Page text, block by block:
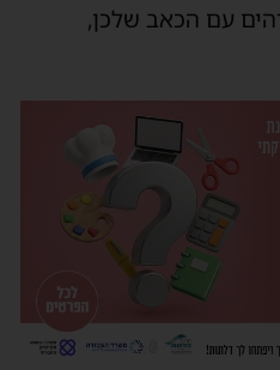
עם הכאב שלכן,